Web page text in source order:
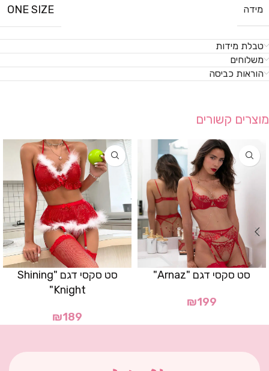
מידה ONE SIZE
טבלת מידות
משלוחים
הוראות כביסה
מוצרים קשורים
סט סקסי דגם "Arnaz"
₪199
סט סקסי דגם "Shining
Knight"
₪189